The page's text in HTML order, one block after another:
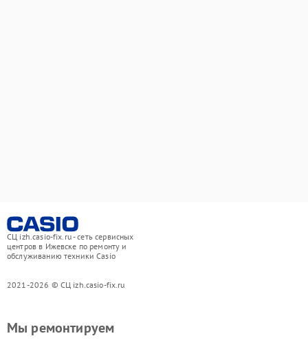
СЦ izh.casio-fix.ru - сеть сервисных
центров в Ижевске по ремонту и
обслуживанию техники Casio
2021-2026 © СЦ izh.casio-fix.ru
Мы ремонтируем